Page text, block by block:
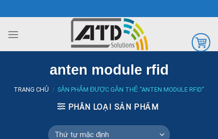
đến
nội
anten module rfid
TRANG CHỦ / SẢN PHẨM ĐƯỢC GẮN THẺ “ANTEN MODULE RFID”
PHÂN LOẠI SẢN PHẨM